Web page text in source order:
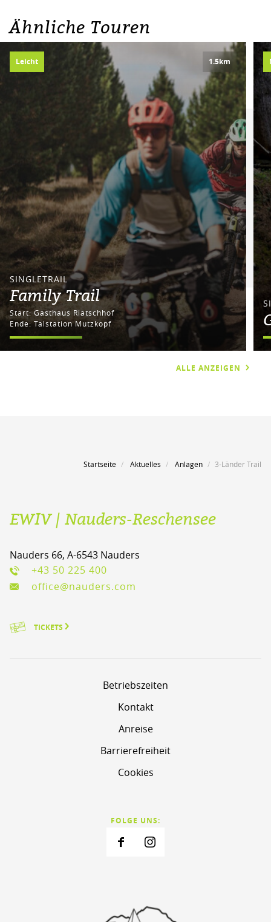
Ähnliche Touren
Leicht 1.5km
SINGLETRAIL
Family Trail
Start: Gasthaus Riatschhof
Ende: Talstation Mutzkopf
ALLE ANZEIGEN
Startseite Aktuelles Anlagen 3-Länder Trail
EWIV | Nauders-Reschensee
Nauders 66, A-6543 Nauders
+43 50 225 400
office@nauders.com
TICKETS
Betriebszeiten
Kontakt
Anreise
Barrierefreiheit
Cookies
FOLGE UNS: